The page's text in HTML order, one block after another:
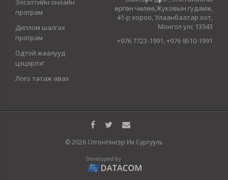
Элсэлтийн онлайн
програм
Диплом шалгах
програм
Одтой жаалууд
цэцэрлэг
Лого татаж авах
өргөн чөлөө,Жуковын гудамж,
41-р хороо, Улаанбаатар хот,
Монгол улс 13343
+976 7723-1991, +976 9510-1991
© 2026 Отгонтэнгэр Их Сургууль